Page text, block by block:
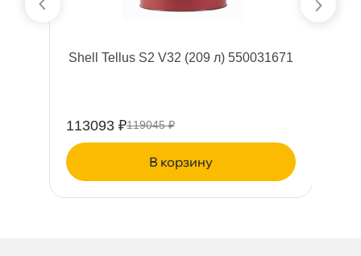
Shell Tellus S2 V32 (209 л) 550031671
113093 ₽119045 ₽
корзину